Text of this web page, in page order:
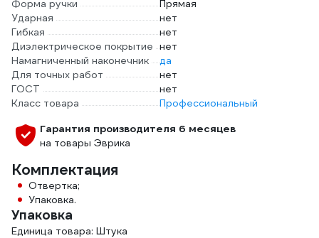
Форма ручки
Прямая
Ударная
нет
Гибкая
нет
Диэлектрическое покрытие нет
Намагниченный наконечник
да
Для точных работ
нет
ГОСТ
нет
Класс товара
Профессиональный
Гарантия производителя 6 месяцев
на товары Эврика
Комплектация
Отвертка;
Упаковка.
Упаковка
Единица товара: Штука